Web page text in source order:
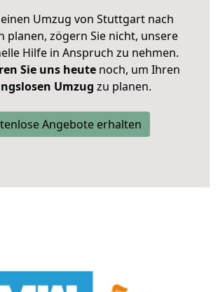
Umzug von Stuttgart nach
planen, zögern Sie nicht, unsere
Hilfe in Anspruch zu nehmen.
Sie uns heutenoch, um Ihren
Umzug zu planen.
Angebote erhalten